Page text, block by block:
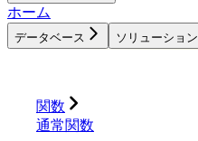
ホーム
データベース ソリューション
関数
通常関数